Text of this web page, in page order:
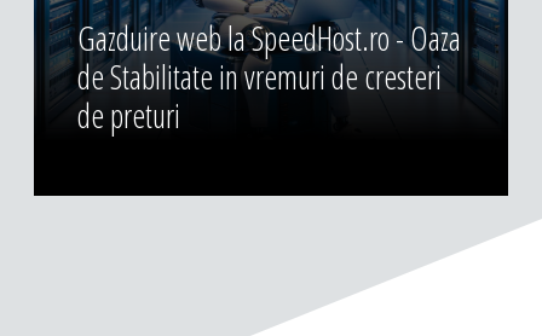
Gazduire web la SpeedHost.ro - Oaza
de Stabilitate in vremuri de cresteri
de preturi